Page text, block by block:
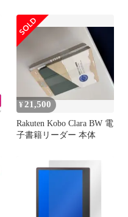
¥ 21,500
Rakuten Kobo Clara BW 電
子書籍リーダー 本体